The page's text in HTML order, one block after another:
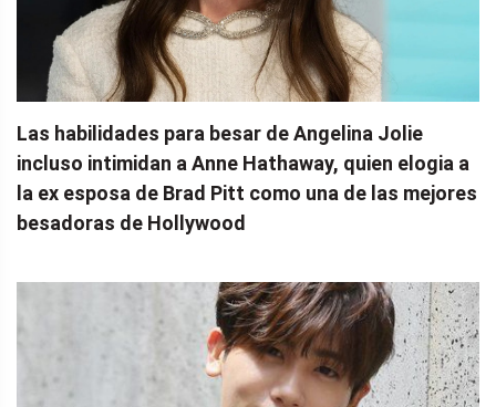
Las habilidades para besar de Angelina Jolie
incluso intimidan a Anne Hathaway, quien elogia a
la ex esposa de Brad Pitt como una de las mejores
besadoras de Hollywood